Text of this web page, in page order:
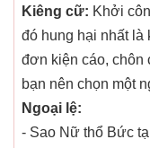
Kiêng cữ: Khởi
đó hung hại nhất
đơn kiện cáo, chôn
bạn nên chọn một
Ngoại lệ:
- Sao Nữ thổ Bức